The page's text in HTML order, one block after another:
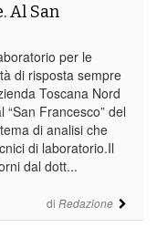
di Redazione
Al San
per le
di risposta sempre
Toscana Nord
Francesco” del
di analisi che
di laboratorio.Il
dal dott...